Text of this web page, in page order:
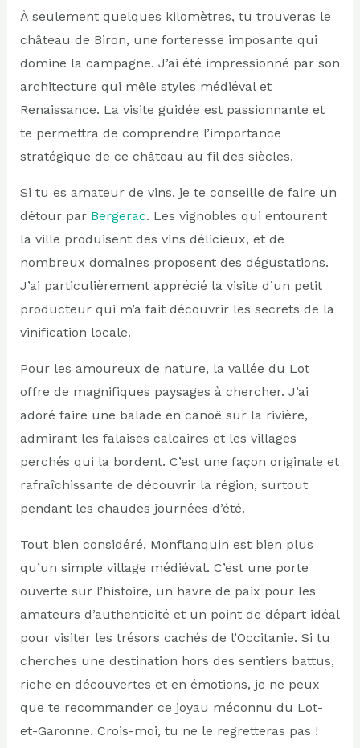
À seulement quelques kilomètres, tu trouveras le
château de Biron, une forteresse imposante qui
domine la campagne. J’ai été impressionné par son
architecture qui mêle styles médiéval et
Renaissance. La visite guidée est passionnante et
te permettra de comprendre l’importance
stratégique de ce château au fil des siècles.
Si tu es amateur de vins, je te conseille de faire un
détour par Bergerac. Les vignobles qui entourent
la ville produisent des vins délicieux, et de
nombreux domaines proposent des dégustations.
J’ai particulièrement apprécié la visite d’un petit
producteur qui m’a fait découvrir les secrets de la
vinification locale.
Pour les amoureux de nature, la vallée du Lot
offre de magnifiques paysages à chercher. J’ai
adoré faire une balade en canoë sur la rivière,
admirant les falaises calcaires et les villages
perchés qui la bordent. C’est une façon originale et
rafraîchissante de découvrir la région, surtout
pendant les chaudes journées d’été.
Tout bien considéré, Monflanquin est bien plus
qu’un simple village médiéval. C’est une porte
ouverte sur l’histoire, un havre de paix pour les
amateurs d’authenticité et un point de départ idéal
pour visiter les trésors cachés de l’Occitanie. Si tu
cherches une destination hors des sentiers battus,
riche en découvertes et en émotions, je ne peux
que te recommander ce joyau méconnu du Lot-
et-Garonne. Crois-moi, tu ne le regretteras pas !